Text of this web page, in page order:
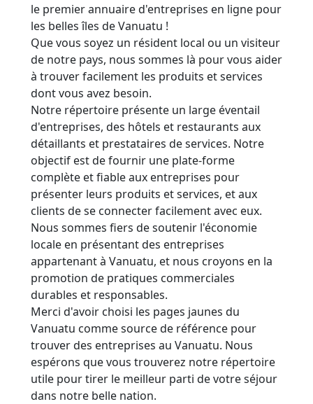
le premier annuaire d'entreprises en ligne pour
les belles îles de Vanuatu !
Que vous soyez un résident local ou un visiteur
de notre pays, nous sommes là pour vous aider
à trouver facilement les produits et services
dont vous avez besoin.
Notre répertoire présente un large éventail
d'entreprises, des hôtels et restaurants aux
détaillants et prestataires de services. Notre
objectif est de fournir une plate-forme
complète et fiable aux entreprises pour
présenter leurs produits et services, et aux
clients de se connecter facilement avec eux.
Nous sommes fiers de soutenir l'économie
locale en présentant des entreprises
appartenant à Vanuatu, et nous croyons en la
promotion de pratiques commerciales
durables et responsables.
Merci d'avoir choisi les pages jaunes du
Vanuatu comme source de référence pour
trouver des entreprises au Vanuatu. Nous
espérons que vous trouverez notre répertoire
utile pour tirer le meilleur parti de votre séjour
dans notre belle nation.